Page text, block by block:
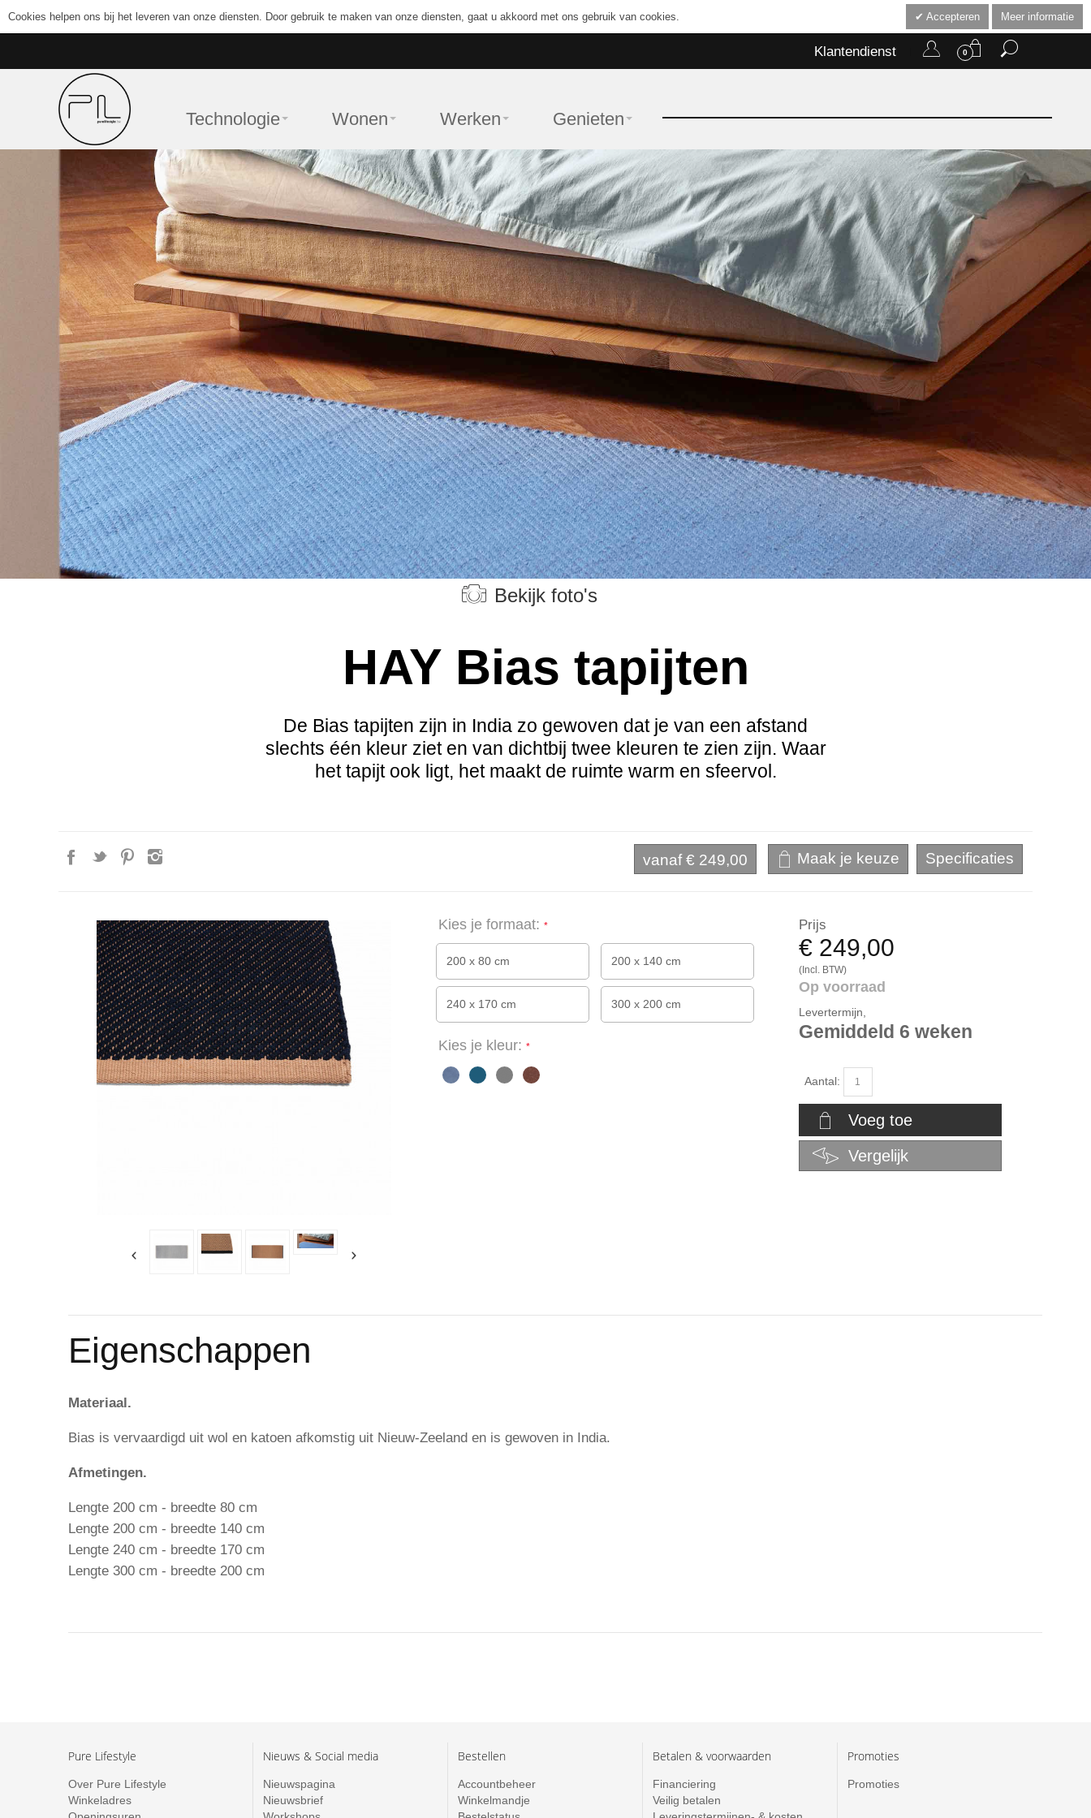
Cookies helpen ons bij het leveren van onze diensten. Door gebruik te maken van onze diensten, gaat u akkoord met ons gebruik van cookies. Accepteren Meer informatie
0
Klantendienst
Technologie Wonen Werken Genieten
Bekijk foto's
HAY Bias tapijten
De Bias tapijten zijn in India zo gewoven dat je van een afstand
slechts één kleur ziet en van dichtbij twee kleuren te zien zijn. Waar
het tapijt ook ligt, het maakt de ruimte warm en sfeervol.
vanaf€ 249,00
Kies je formaat:
200 x 80 cm 200 x 140 cm
240 x 170 cm 300 x 200 cm
Kies je kleur:
Prijs
€ 249,00
(Incl. BTW)
Op voorraad
Levertermijn,
Gemiddeld 6 weken
Aantal:
Voeg toe
Vergelijk
Eigenschappen
Materiaal.
Bias is vervaardigd uit wol en katoen afkomstig uit Nieuw-Zeeland en is gewoven in India.
Afmetingen.
Lengte 200 cm - breedte 80 cm
Lengte 200 cm - breedte 140 cm
Lengte 240 cm - breedte 170 cm
Lengte 300 cm - breedte 200 cm
Pure Lifestyle
Over Pure Lifestyle
Winkeladres
Nieuws & Social media
Nieuwspagina
Nieuwsbrief
Bestellen
Accountbeheer
Winkelmandje
Betalen & voorwaarden
Financiering
Veilig betalen
Promoties
Promoties